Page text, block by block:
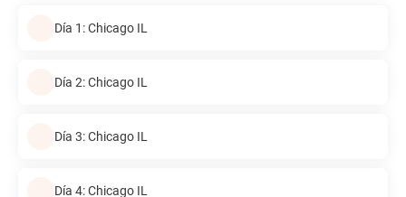
Día 1: Chicago IL
Día 2: Chicago IL
Día 3: Chicago IL
Día 4: Chicago IL